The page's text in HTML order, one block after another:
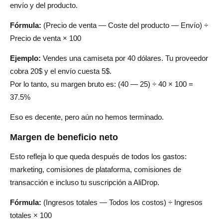
envío y del producto.
Fórmula: (Precio de venta — Coste del producto — Envío) ÷
Precio de venta × 100
Ejemplo: Vendes una camiseta por 40 dólares. Tu proveedor
cobra 20$ y el envío cuesta 5$.
Por lo tanto, su margen bruto es: (40 — 25) ÷ 40 × 100 =
37.5%
Eso es decente, pero aún no hemos terminado.
Margen de beneficio neto
Esto refleja lo que queda después de todos los gastos:
marketing, comisiones de plataforma, comisiones de
transacción e incluso tu suscripción a AliDrop.
Fórmula: (Ingresos totales — Todos los costos) ÷ Ingresos
totales × 100